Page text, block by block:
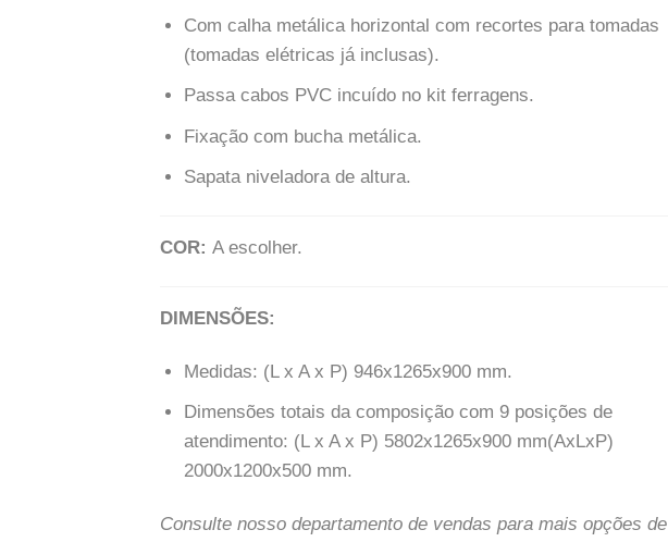
Com calha metálica horizontal com recortes para tomadas
(tomadas elétricas já inclusas).
Passa cabos PVC incuído no kit ferragens.
Fixação com bucha metálica.
Sapata niveladora de altura.
COR: A escolher.
DIMENSÕES:
Medidas: (L x A x P) 946x1265x900 mm.
Dimensões totais da composição com 9 posições de
atendimento: (L x A x P) 5802x1265x900 mm(AxLxP)
2000x1200x500 mm.
Consulte nosso departamento de vendas para mais opções de